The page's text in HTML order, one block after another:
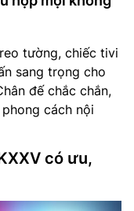
tường, chiếc tivi
sang trọng cho
đế chắc chắn,
cách nội
có ưu,